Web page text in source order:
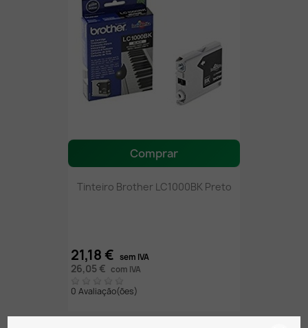
Comprar
Tinteiro Brother LC1000BK Preto
21,18 € sem IVA
26,05 € com IVA
0 Avaliação(ões)